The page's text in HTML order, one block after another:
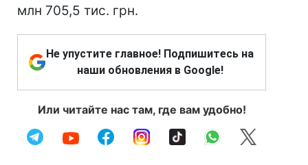
млн 705,5 тис. грн.
Не упустите главное! Подпишитесь на
наши обновления в Google!
Или читайте нас там, где вам удобно!